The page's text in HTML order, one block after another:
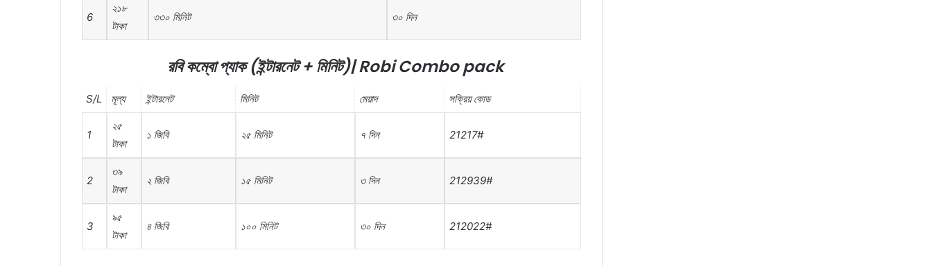
6
২১৮
টাকা
৩৩০ মিনিট ৩০ দিন
রবিকম্বোপ্যাক(ইন্টারনেট+মিনিট)| Robi Combo pack
S/L মূল্য ইন্টারনেট মিনিট মেয়াদ সক্রিয় কোড
1
২৫
টাকা
১ জিবি ২৫ মিনিট ৭ দিন 21217#
2
৩৯
টাকা
২ জিবি ১৫ মিনিট ৩ দিন 212939#
3
৯৫
টাকা
৪ জিবি ১০০ মিনিট ৩০ দিন 212022#